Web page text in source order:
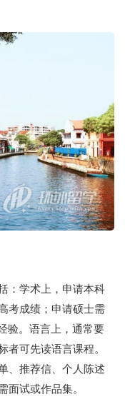
：学术上，申请本科
考成绩；申请硕士需
验。语言上，通常要
者可先读语言课程。
、推荐信、个人陈述
面试或作品集。